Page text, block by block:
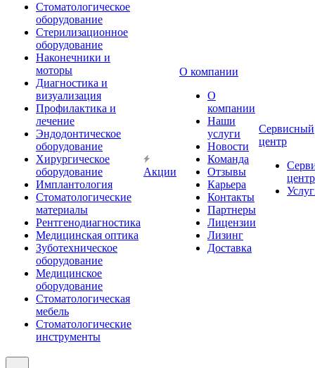
Стоматологическое
оборудование
Стерилизационное
оборудование
Наконечники и
моторы
Диагностика и
визуализация
Профилактика и
лечение
Эндодонтическое
оборудование
Хирургическое
оборудование
Имплантология
Стоматологические
материалы
Рентгенодиагностика
Медицинская оптика
Зуботехническое
оборудование
Медицинское
оборудование
Стоматологическая
мебель
Стоматологические
инструменты
Акции
О компании
О
компании
Наши
услуги
Новости
Команда
Отзывы
Карьера
Контакты
Партнеры
Лицензии
Лизинг
Доставка
Сервисный
центр
центр